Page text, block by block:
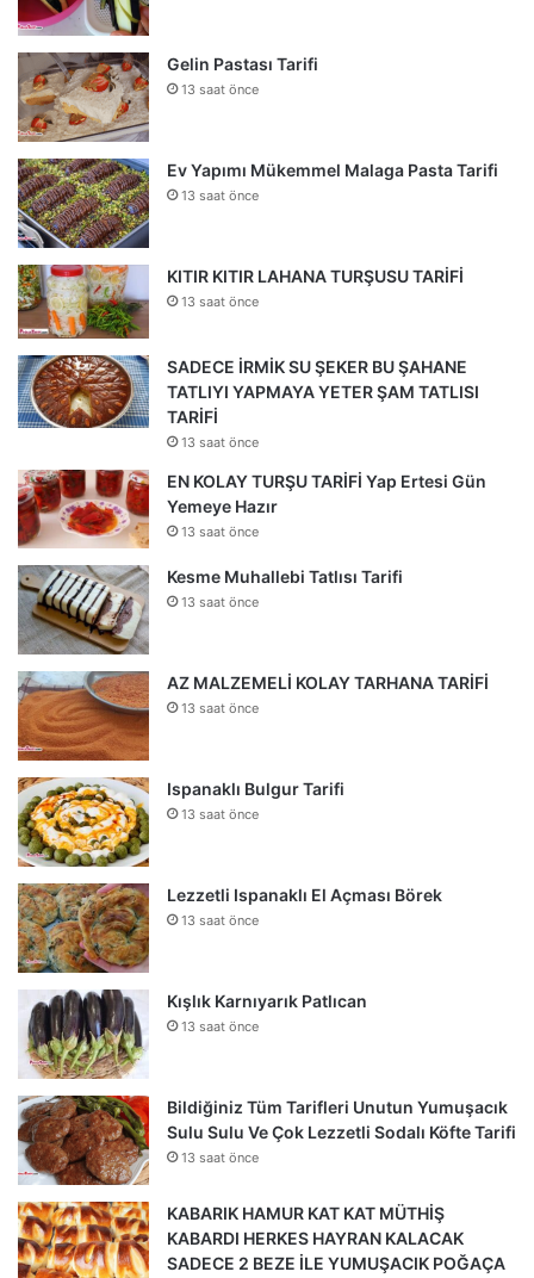
Gelin Pastası Tarifi
13 saat önce
Ev Yapımı Mükemmel Malaga Pasta Tarifi
13 saat önce
KITIR KITIR LAHANA TURŞUSU TARİFİ
13 saat önce
SADECE İRMİK SU ŞEKER BU ŞAHANE
TATLIYI YAPMAYA YETER ŞAM TATLISI
TARİFİ
13 saat önce
EN KOLAY TURŞU TARİFİ Yap Ertesi Gün
Yemeye Hazır
13 saat önce
Kesme Muhallebi Tatlısı Tarifi
13 saat önce
AZ MALZEMELİ KOLAY TARHANA TARİFİ
13 saat önce
Ispanaklı Bulgur Tarifi
13 saat önce
Lezzetli Ispanaklı El Açması Börek
13 saat önce
Kışlık Karnıyarık Patlıcan
13 saat önce
Bildiğiniz Tüm Tarifleri Unutun Yumuşacık
Sulu Sulu Ve Çok Lezzetli Sodalı Köfte Tarifi
13 saat önce
KABARIK HAMUR KAT KAT MÜTHİŞ
KABARDI HERKES HAYRAN KALACAK
SADECE 2 BEZE İLE YUMUŞACIK POĞAÇA